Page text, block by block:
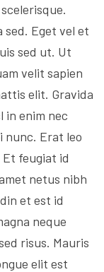
sed. Eget vel et
sed ut. Ut
velit sapien
elit. Gravida
in enim nec
nunc. Erat leo
feugiat id
netus nibh
et est id
neque
risus. Mauris
elit est